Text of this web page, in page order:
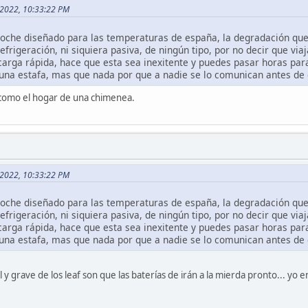
10:33:22 PM
diseñado para las temperaturas de españa, la degradación
ni siquiera pasiva, de ningún tipo, por no decir que
rápida, hace que esta sea inexitente y puedes pasar horas
estafa, mas que nada por que a nadie se lo comunican antes
el hogar de una chimenea.
10:33:22 PM
diseñado para las temperaturas de españa, la degradación
ni siquiera pasiva, de ningún tipo, por no decir que
rápida, hace que esta sea inexitente y puedes pasar horas
estafa, mas que nada por que a nadie se lo comunican antes
grave de los leaf son que las baterías de irán a la mierda pronto... yo